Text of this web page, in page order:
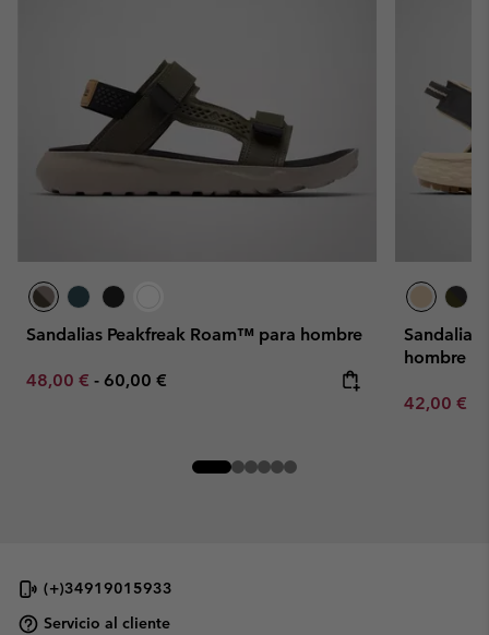
Sandalias Peakfreak Roam™ para hombre
Minimum sale price:
48,00 € - Maximum price:
60,00 €
Sandalias
hombre
Minimum
42,00 €
(+)34919015933
Servicio al cliente